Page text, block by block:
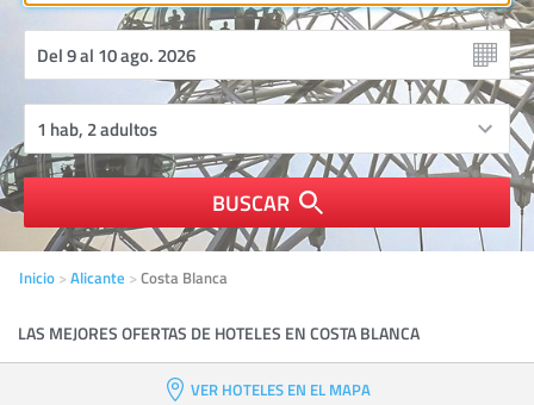
BUSCAR
Inicio Alicante Costa Blanca
LAS MEJORES OFERTAS DE HOTELES EN COSTA BLANCA
VER HOTELES EN EL MAPA